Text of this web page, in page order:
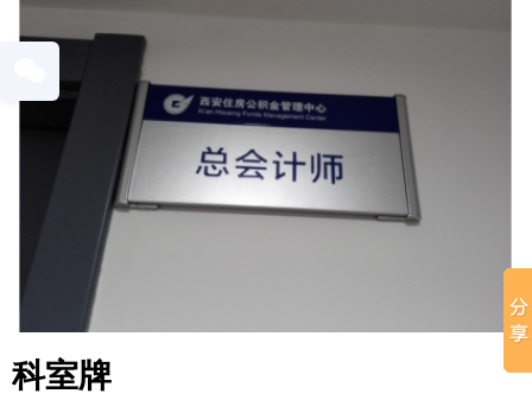
科室牌